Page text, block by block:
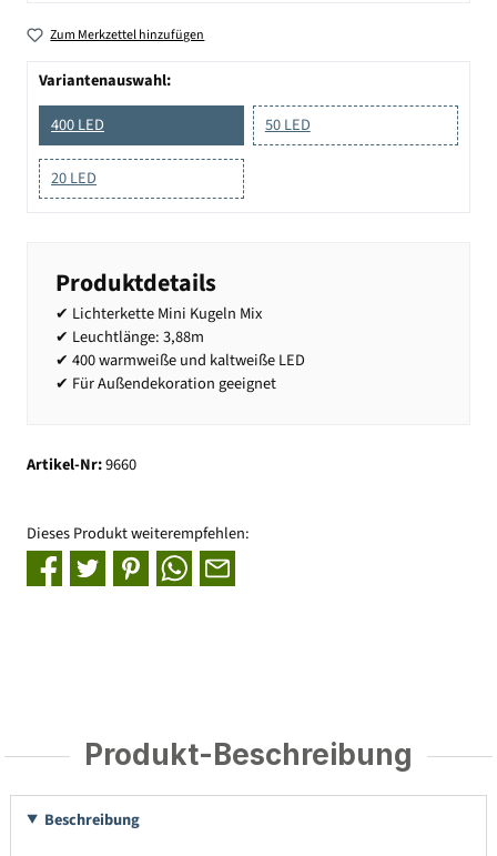
Zum Merkzettel hinzufügen
Variantenauswahl:
400 LED
50 LED
20 LED
Produktdetails
✔ Lichterkette Mini Kugeln Mix
✔ Leuchtlänge: 3,88m
✔ 400 warmweiße und kaltweiße LED
✔ Für Außendekoration geeignet
Artikel-Nr:9660
Dieses Produkt weiterempfehlen:
Produkt-Beschreibung
Beschreibung